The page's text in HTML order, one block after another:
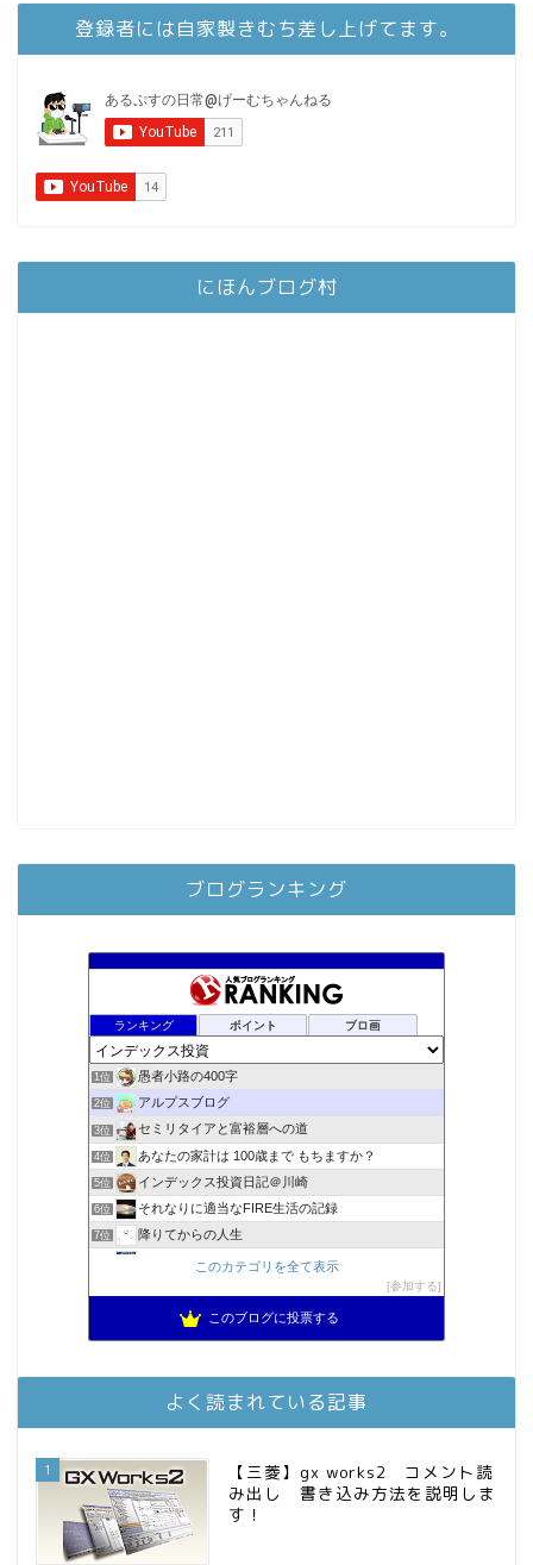
登録者には自家製きむち差し上げてます。
にほんブログ村
ブログランキング
ランキング ポイント ブロ画
1位 愚者小路の400字
2位 アルプスブログ
3位 セミリタイアと富裕層への道
4位 あなたの家計は 100歳まで もちますか？
5位 インデックス投資日記＠川崎
6位 それなりに適当なFIRE生活の記録
7位 降りてからの人生
2023年(46歳)FIRE！！！＠20XX年FIRE！！！
3階建ての資産形成
11位 スパコンSEが効率的投資で一家セミリタイアするブログ
庶民的家族がインデックス投資でセミリタイア目指してみた
このカテゴリを全て表示
参加する
このブログに投票する
よく読まれている記事
1
【三菱】gx works2 コメント読
み出し 書き込み方法を説明しま
す！